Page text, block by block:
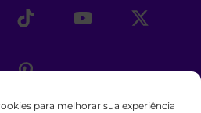
para melhorar sua experiência